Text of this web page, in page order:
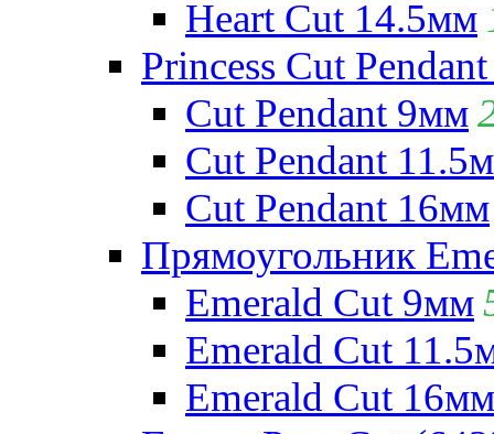
Heart Cut 14.5мм
Princess Cut
Cut Pendant 9мм
Cut Pendant
Cut Pendant 16мм
Прямоугольник
Emerald Cut 9мм
Emerald Cut
Emerald Cut 16мм